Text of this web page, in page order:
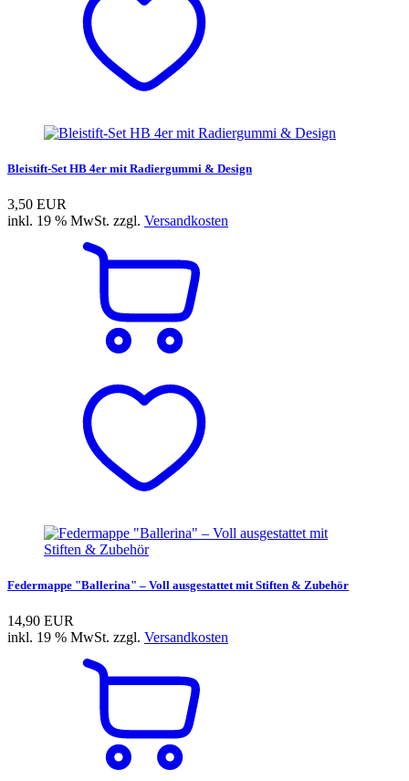
Bleistift-Set HB 4er mit Radiergummi & Design
3,50 EUR
inkl. 19 % MwSt. zzgl. Versandkosten
Federmappe "Ballerina" – Voll ausgestattet mit Stiften & Zubehör
14,90 EUR
inkl. 19 % MwSt. zzgl. Versandkosten